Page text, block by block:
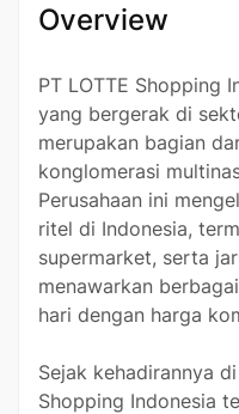
Overview
PT LOTTE Shopping
yang bergerak di
merupakan bagian
konglomerasi
Perusahaan ini
ritel di Indonesia,
supermarket, serta
menawarkan
hari dengan harga
Sejak kehadirannya
Shopping Indonesia